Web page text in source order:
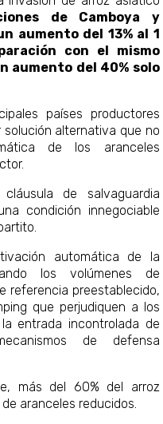
de Camboya y
aumento del 13% al 1
con el mismo
aumento del 40% solo
países productores
alternativa que no
de los aranceles
de salvaguardia
condición innegociable
automática de la
los volúmenes de
referencia preestablecido,
que perjudiquen a los
entrada incontrolada de
de defensa
más del 60% del arroz
aranceles reducidos.